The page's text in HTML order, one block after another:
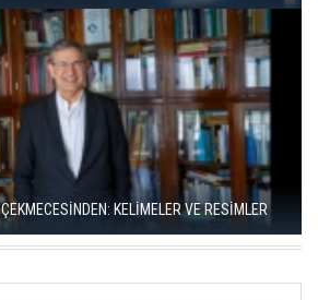
SANILDIĞINDAN ÇOK DAHA VEGAN"